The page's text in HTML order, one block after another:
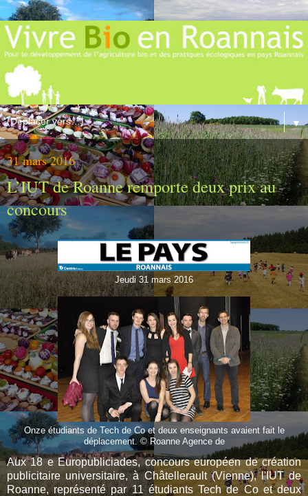
▼
31 mars 2016
L’IUT de Roanne remporte deux prix au
concours
Jeudi 31 mars 2016
Onze étudiants de Tech de Co et deux enseignants avaient fait le
déplacement. © Roanne Agence de
Aux 18 e Europubliciades, concours européen de création
publicitaire universitaire, à Châtellerault (Vienne), l'IUT de
Roanne, représenté par 11 étudiants Tech de Co et deux